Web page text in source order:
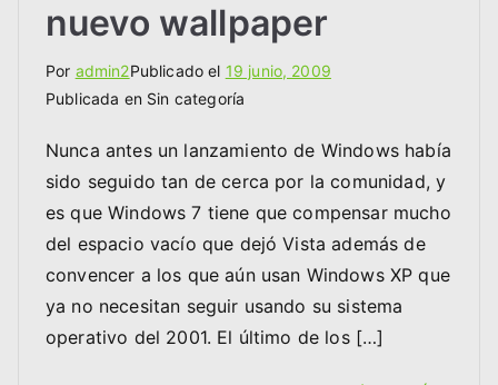
nuevo wallpaper
Por admin2Publicado el 19 junio, 2009
Publicada en Sin categoría
Nunca antes un lanzamiento de Windows había
sido seguido tan de cerca por la comunidad, y
es que Windows 7 tiene que compensar mucho
del espacio vacío que dejó Vista además de
convencer a los que aún usan Windows XP que
ya no necesitan seguir usando su sistema
operativo del 2001. El último de los […]